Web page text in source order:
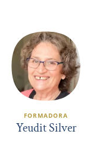
FORMADORA
Yeudit Silver